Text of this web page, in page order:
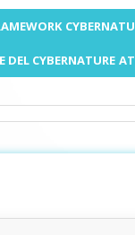
DEL CYBERNATURE